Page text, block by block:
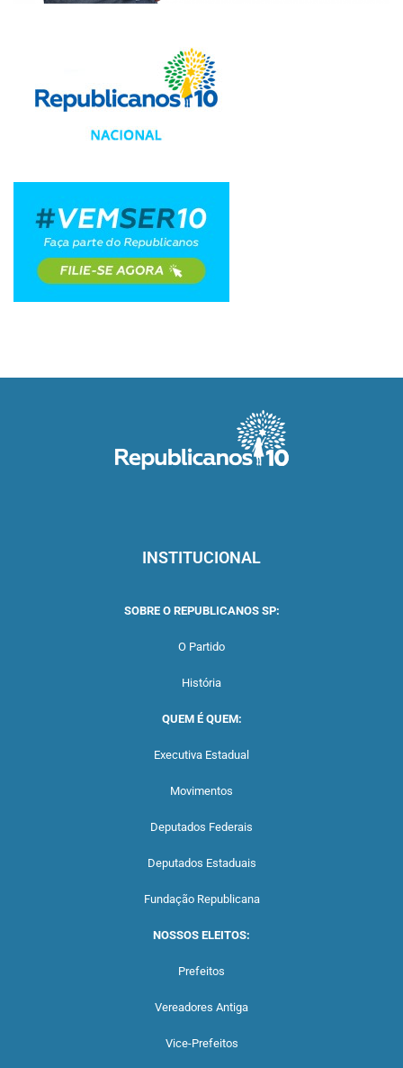
INSTITUCIONAL
SOBRE O REPUBLICANOS SP:
O Partido
História
QUEM É QUEM:
Executiva Estadual
Movimentos
Deputados Federais
Deputados Estaduais
Fundação Republicana
NOSSOS ELEITOS:
Prefeitos
Vereadores Antiga
Vice-Prefeitos